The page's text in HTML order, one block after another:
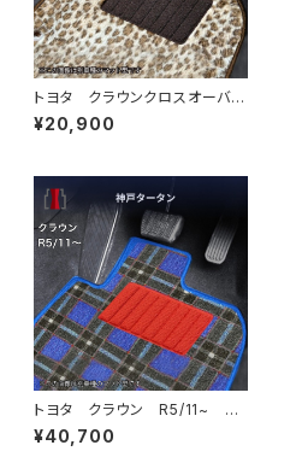
トヨタ クラウンクロスオーバ
ー R4/9〜 TZSH35/AZSH
35 フロアマット一式 カーマ
¥20,900
トヨタ クラウン R5/11~ AZ
SH32・KZSM30 フロアマット
一式 カーマット 神戸タータ
¥40,700